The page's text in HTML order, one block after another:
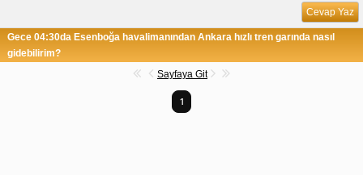
Cevap Yaz
Gece 04:30da Esenboğa havalimanından Ankara hızlı tren garında nasıl
gidebilirim?
Sayfaya Git
1